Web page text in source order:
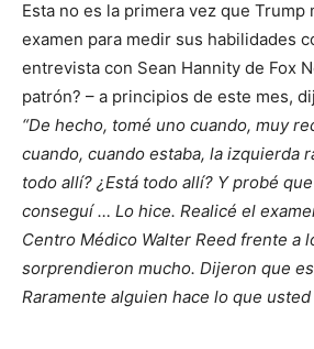
Esta no es la primera vez que Trump
examen para medir sus habilidades
entrevista con Sean Hannity de Fox
patrón? – a principios de este mes,
“De hecho, tomé uno cuando, muy
cuando, cuando estaba, la izquierda
todo allí? ¿Está todo allí? Y probé
conseguí … Lo hice. Realicé el
Centro Médico Walter Reed frente a
sorprendieron mucho. Dijeron que
Raramente alguien hace lo que usted